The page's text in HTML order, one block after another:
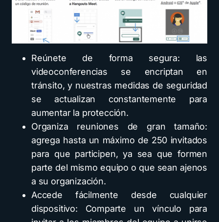
Reúnete de forma segura: las
videoconferencias se encriptan en
tránsito, y nuestras medidas de seguridad
se actualizan constantemente para
aumentar la protección.
Organiza reuniones de gran tamaño:
agrega hasta un máximo de 250 invitados
para que participen, ya sea que formen
parte del mismo equipo o que sean ajenos
a su organización.
Accede fácilmente desde cualquier
dispositivo: Comparte un vínculo para